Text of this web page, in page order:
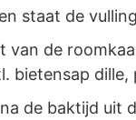
staat de vulling
van de
bietensap dille,
de baktijd uit